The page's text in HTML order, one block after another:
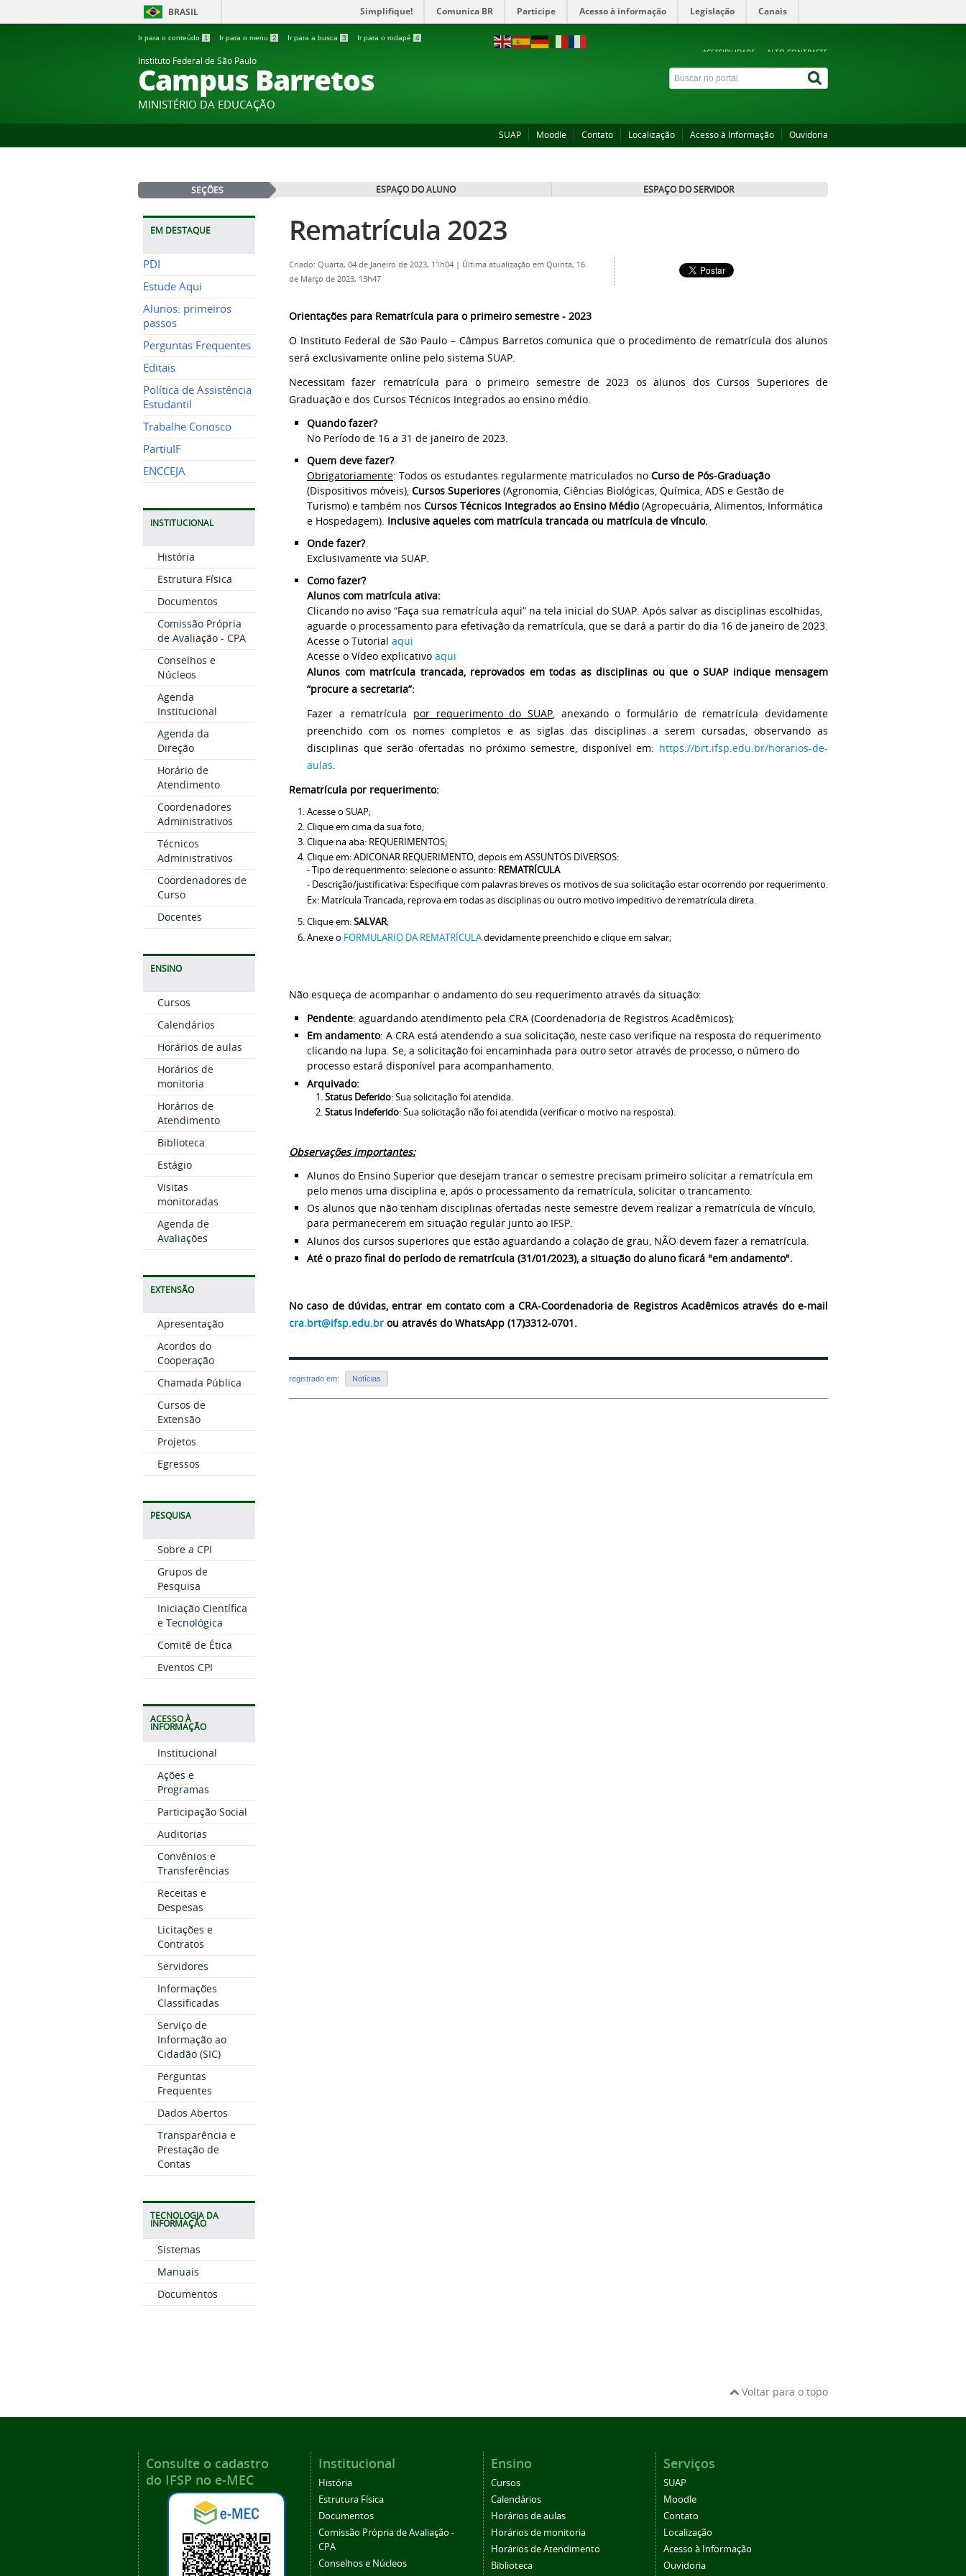
BRASIL Simplifique! Comunica BR Participe Acesso à informação Legislação Canais
Ir para o conteúdo 1 Ir para o menu 2 Ir para a busca 3 Ir para o rodapé 4
ACESSIBILIDADE ALTO CONTRASTE
Instituto Federal de São Paulo
Campus Barretos
MINISTÉRIO DA EDUCAÇÃO
SUAP Moodle Contato Localização Acesso à Informação Ouvidoria
SEÇÕES ESPAÇO DO ALUNO ESPAÇO DO SERVIDOR
EM DESTAQUE
PDI
Estude Aqui
Alunos: primeiros
passos
Perguntas Frequentes
Editais
Política de Assistência
Estudantil
Trabalhe Conosco
PartiuIF
ENCCEJA
INSTITUCIONAL
História
Estrutura Física
Documentos
Comissão Própria
de Avaliação - CPA
Conselhos e
Núcleos
Agenda
Institucional
Agenda da
Direção
Horário de
Atendimento
Coordenadores
Administrativos
Técnicos
Administrativos
Coordenadores de
Curso
Docentes
ENSINO
Cursos
Calendários
Horários de aulas
Horários de
monitoria
Horários de
Atendimento
Biblioteca
Estágio
Visitas
monitoradas
Agenda de
Avaliações
EXTENSÃO
Apresentação
Acordos do
Cooperação
Chamada Pública
Cursos de
Extensão
Projetos
Egressos
PESQUISA
Sobre a CPI
Grupos de
Pesquisa
Iniciação Científica
e Tecnológica
Comitê de Ética
Eventos CPI
ACESSO À
INFORMAÇÃO
Institucional
Ações e
Programas
Participação Social
Auditorias
Convênios e
Transferências
Receitas e
Despesas
Licitações e
Contratos
Servidores
Informações
Classificadas
Serviço de
Informação ao
Cidadão (SIC)
Perguntas
Frequentes
Dados Abertos
Transparência e
Prestação de
Contas
TECNOLOGIA DA
INFORMAÇÃO
Sistemas
Manuais
Documentos
Rematrícula 2023
Criado: Quarta, 04 de Janeiro de 2023, 11h04 | Última atualização em Quinta, 16
de Março de 2023, 13h47
Orientações para Rematrícula para o primeiro semestre - 2023
O Instituto Federal de São Paulo – Câmpus Barretos comunica que o procedimento de rematrícula dos alunos
será exclusivamente online pelo sistema SUAP.
Necessitam fazer rematrícula para o primeiro semestre de 2023 os alunos dos Cursos Superiores de
Graduação e dos Cursos Técnicos Integrados ao ensino médio.
Quando fazer?
No Período de 16 a 31 de janeiro de 2023.
Quem deve fazer?
Obrigatoriamente: Todos os estudantes regularmente matriculados no Curso de Pós-Graduação
(Dispositivos móveis), Cursos Superiores (Agronomia, Ciências Biológicas, Química, ADS e Gestão de
Turismo) e também nos Cursos Técnicos Integrados ao Ensino Médio(Agropecuária, Alimentos, Informática
e Hospedagem). Inclusive aqueles com matrícula trancada ou matrícula de vínculo.
Onde fazer?
Exclusivamente via SUAP.
Como fazer?
Alunos com matrícula ativa:
Clicando no aviso “Faça sua rematrícula aqui” na tela inicial do SUAP. Após salvar as disciplinas escolhidas,
aguarde o processamento para efetivação da rematrícula, que se dará a partir do dia 16 de janeiro de 2023.
Acesse o Tutorial aqui
Acesse o Vídeo explicativo aqui
Alunos com matrícula trancada, reprovados em todas as disciplinas ou que o SUAP indique mensagem
“procure a secretaria”:
Fazer a rematrícula por requerimento do SUAP, anexando o formulário de rematrícula devidamente
preenchido com os nomes completos e as siglas das disciplinas a serem cursadas, observando as
disciplinas que serão ofertadas no próximo semestre, disponível em: https://brt.ifsp.edu.br/horarios-de-
aulas.
Rematrícula por requerimento:
Acesse o SUAP;
Clique em cima da sua foto;
Clique na aba: REQUERIMENTOS;
Clique em: ADICONAR REQUERIMENTO, depois em ASSUNTOS DIVERSOS:
- Tipo de requerimento: selecione o assunto: REMATRÍCULA
- Descrição/justificativa: Especifique com palavras breves os motivos de sua solicitação estar ocorrendo por requerimento.
Ex: Matrícula Trancada, reprova em todas as disciplinas ou outro motivo impeditivo de rematrícula direta.
Clique em:SALVAR;
Anexe o FORMULARIO DA REMATRÍCULAdevidamente preenchido e clique em salvar;
Não esqueça de acompanhar o andamento do seu requerimento através da situação:
Pendente: aguardando atendimento pela CRA (Coordenadoria de Registros Acadêmicos);
Em andamento: A CRA está atendendo a sua solicitação, neste caso verifique na resposta do requerimento
clicando na lupa. Se, a solicitação foi encaminhada para outro setor através de processo, o número do
processo estará disponível para acompanhamento.
Arquivado:
Status Deferido: Sua solicitação foi atendida.
Status Indeferido: Sua solicitação não foi atendida (verificar o motivo na resposta).
Observações importantes:
Alunos do Ensino Superior que desejam trancar o semestre precisam primeiro solicitar a rematrícula em
pelo menos uma disciplina e, após o processamento da rematrícula, solicitar o trancamento.
Os alunos que não tenham disciplinas ofertadas neste semestre devem realizar a rematrícula de vínculo,
para permanecerem em situação regular junto ao IFSP.
Alunos dos cursos superiores que estão aguardando a colação de grau, NÃO devem fazer a rematrícula.
Até o prazo final do período de rematrícula (31/01/2023), a situação do aluno ficará "em andamento".
No caso de dúvidas, entrar em contato com a CRA-Coordenadoria de Registros Acadêmicos através do e-mail
cra.brt@ifsp.edu.br ou através do WhatsApp (17)3312-0701.
registrado em: Notícias
Voltar para o topo
Consulte o cadastro
do IFSP no e-MEC
Institucional
História
Estrutura Física
Documentos
Comissão Própria de Avaliação -
CPA
Conselhos e Núcleos
Ensino
Cursos
Calendários
Horários de aulas
Horários de monitoria
Horários de Atendimento
Biblioteca
Serviços
SUAP
Moodle
Contato
Localização
Acesso à Informação
Ouvidoria